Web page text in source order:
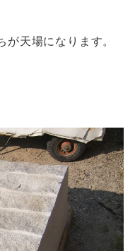
天場になります。